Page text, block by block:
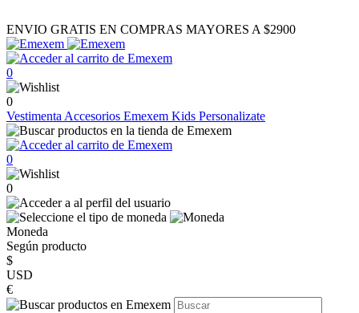
ENVIO GRATIS EN COMPRAS MAYORES A $2900
0
0
Vestimenta Accesorios Emexem Kids Personalizate
0
0
Moneda
Según producto
$
USD
€